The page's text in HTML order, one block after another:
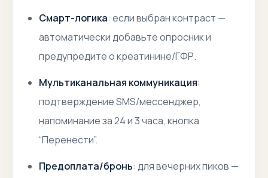
Смарт-логика: если выбран контраст —
автоматически добавьте опросник и
предупредите о креатинине/ГФР.
Мультиканальная коммуникация:
подтверждение SMS/мессенджер,
напоминание за 24 и 3 часа, кнопка
“Перенести”.
Предоплата/бронь: для вечерних пиков —